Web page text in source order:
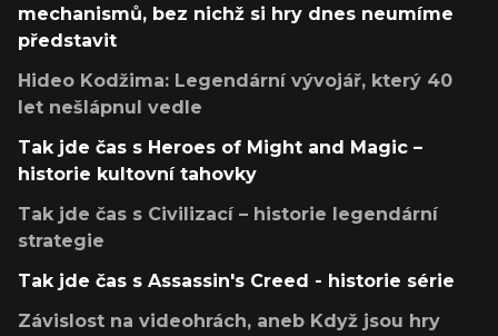
mechanismů, bez nichž si hry dnes neumíme
představit
Hideo Kodžima: Legendární vývojář, který 40
let nešlápnul vedle
Tak jde čas s Heroes of Might and Magic –
historie kultovní tahovky
Tak jde čas s Civilizací – historie legendární
strategie
Tak jde čas s Assassin's Creed - historie série
Závislost na videohrách, aneb Když jsou hry